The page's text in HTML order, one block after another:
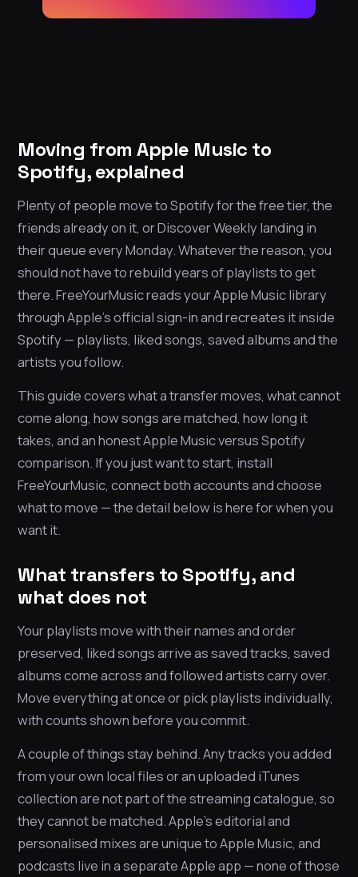
Moving from Apple Music to
Spotify, explained
Plenty of people move to Spotify for the free tier, the
friends already on it, or Discover Weekly landing in
their queue every Monday. Whatever the reason, you
should not have to rebuild years of playlists to get
there. FreeYourMusic reads your Apple Music library
through Apple’s official sign-in and recreates it inside
Spotify — playlists, liked songs, saved albums and the
artists you follow.
This guide covers what a transfer moves, what cannot
come along, how songs are matched, how long it
takes, and an honest Apple Music versus Spotify
comparison. If you just want to start, install
FreeYourMusic, connect both accounts and choose
what to move — the detail below is here for when you
want it.
What transfers to Spotify, and
what does not
Your playlists move with their names and order
preserved, liked songs arrive as saved tracks, saved
albums come across and followed artists carry over.
Move everything at once or pick playlists individually,
with counts shown before you commit.
A couple of things stay behind. Any tracks you added
from your own local files or an uploaded iTunes
collection are not part of the streaming catalogue, so
they cannot be matched. Apple’s editorial and
personalised mixes are unique to Apple Music, and
podcasts live in a separate Apple app — none of those